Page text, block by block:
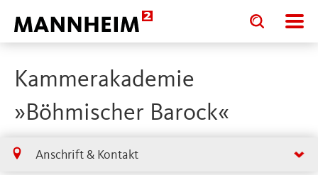
Toggle
search
input
Toggle
search
input
Kammerakademie
»Böhmischer Barock«
Anschrift & Kontakt